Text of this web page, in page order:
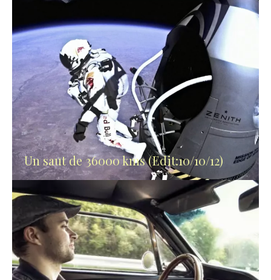
Un saut de 36000 kms (Edit:10/10/12)